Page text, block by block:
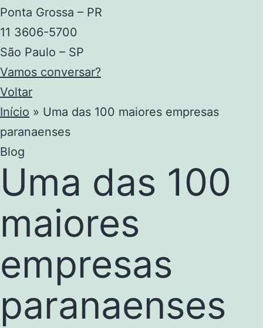
Ponta Grossa – PR
11 3606-5700
São Paulo – SP
Vamos conversar?
Voltar
Início » Uma das 100 maiores empresas
paranaenses
Blog
Uma das 100
maiores
empresas
paranaenses